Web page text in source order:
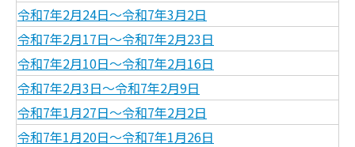
令和7年2月24日～令和7年3月2日
令和7年2月17日～令和7年2月23日
令和7年2月10日～令和7年2月16日
令和7年2月3日～令和7年2月9日
令和7年1月27日～令和7年2月2日
令和7年1月20日～令和7年1月26日